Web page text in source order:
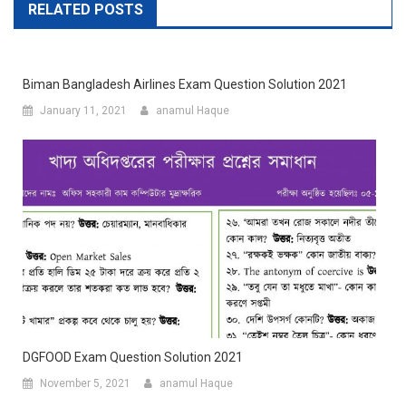
RELATED POSTS
Biman Bangladesh Airlines Exam Question Solution 2021
January 11, 2021 anamul Haque
DGFOOD Exam Question Solution 2021
November 5, 2021 anamul Haque